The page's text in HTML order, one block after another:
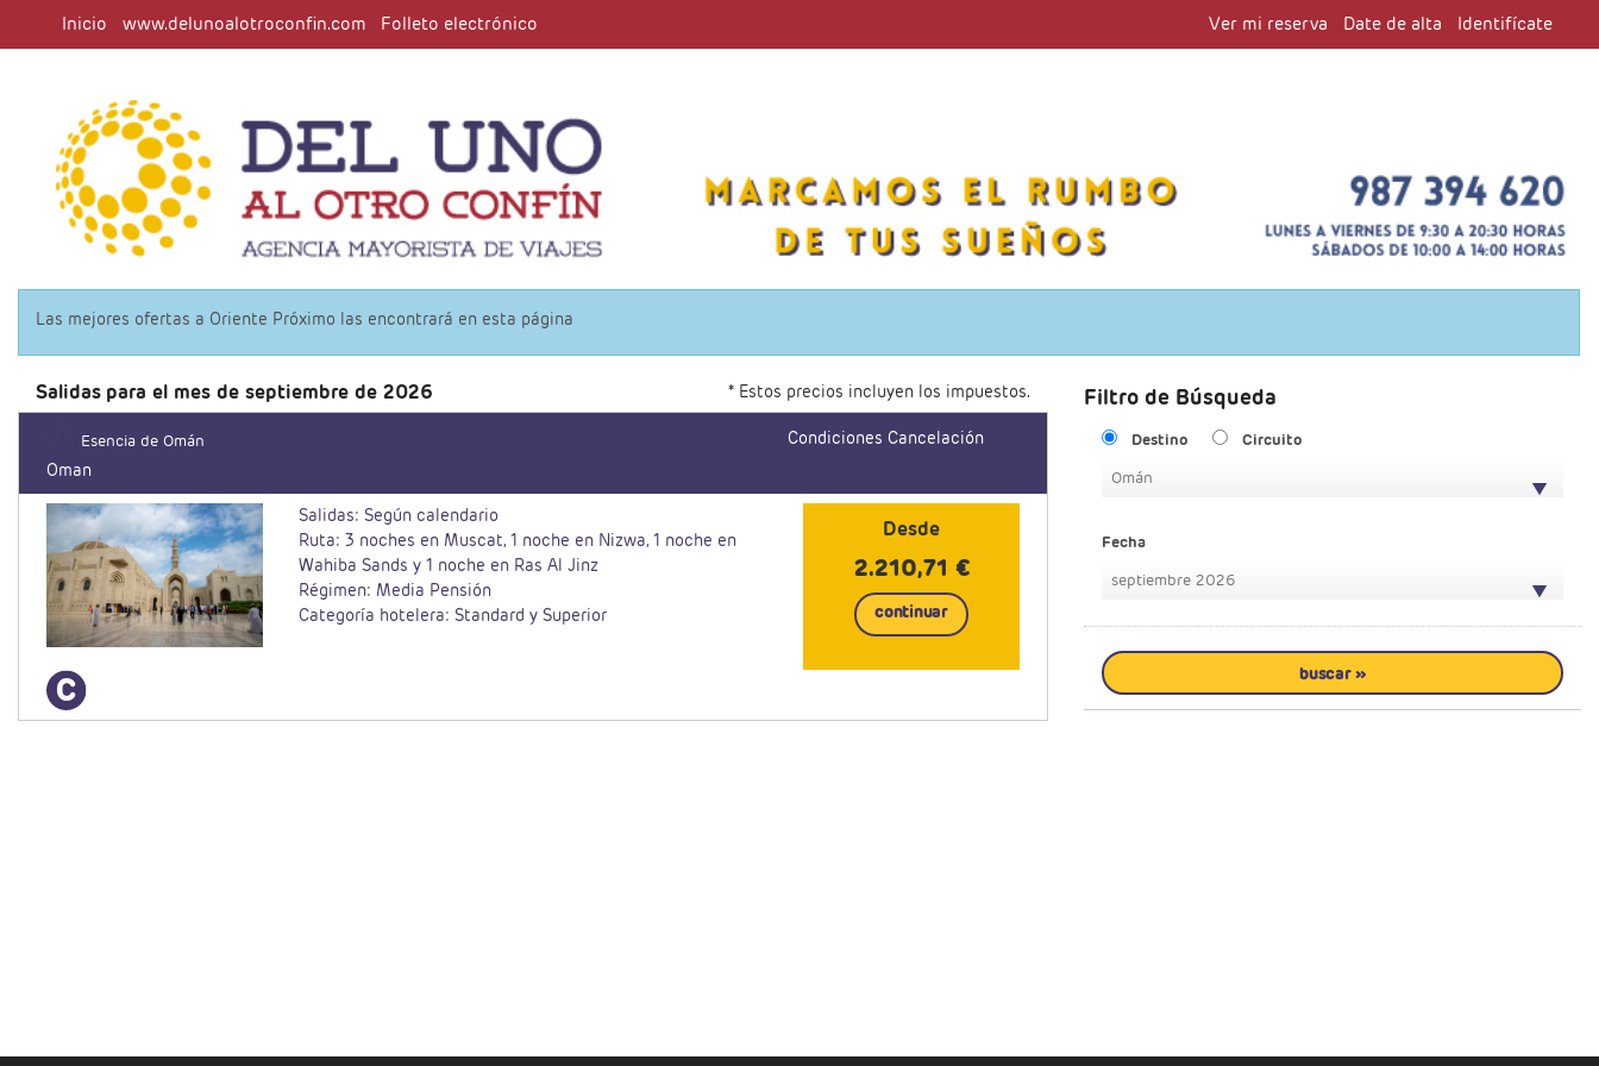
Inicio www.delunoalotroconfin.com Folleto electrónico Ver mi reserva Date de alta Identifícate
Las mejores ofertas a Oriente Próximo las encontrará en esta página
Salidas para el mes de septiembre de 2026 * Estos precios incluyen los impuestos.
Esencia de Omán
Oman
Condiciones Cancelación
Salidas: Según calendario
Ruta: 3 noches en Muscat, 1 noche en Nizwa, 1 noche en
Wahiba Sands y 1 noche en Ras Al Jinz
Régimen: Media Pensión
Categoría hotelera: Standard y Superior
Desde
2.210,71 €
continuar
Filtro de Búsqueda
Destino
Circuito
Omán
Fecha
septiembre 2026